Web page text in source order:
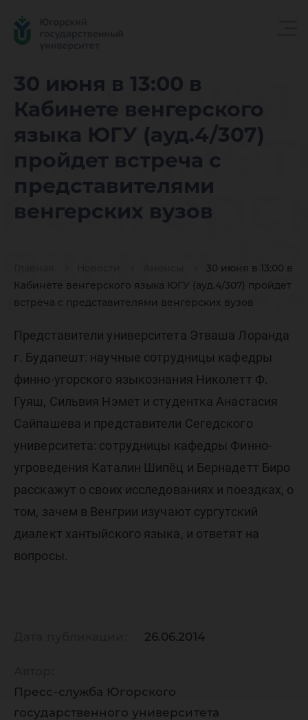
30 июня в 13:00 в
Кабинете венгерского
языка ЮГУ (ауд.4/307)
пройдет встреча с
представителями
венгерских вузов
30 июня в 13:00 в
Кабинете венгерского языка ЮГУ (ауд.4/307) пройдет
встреча с представителями венгерских вузов
30 июня
языка
(ауд.4/
с
Представители университета Этваша Лоранда
г. Будапешт: научные сотрудницы кафедры
финно-угорского языкознания Николетт Ф.
Гуяш, Сильвия Нэмет и студентка Анастасия
Сайпашева и представители Сегедского
университета: сотрудницы кафедры Финно-
угроведения Каталин Шипёц и Бернадетт Биро
расскажут о своих исследованиях и поездках, о
том, зачем в Венгрии изучают сургутский
диалект хантыйского языка, и ответят на
вопросы.
26.06.2014
Пресс-служба Югорского
государственного университета